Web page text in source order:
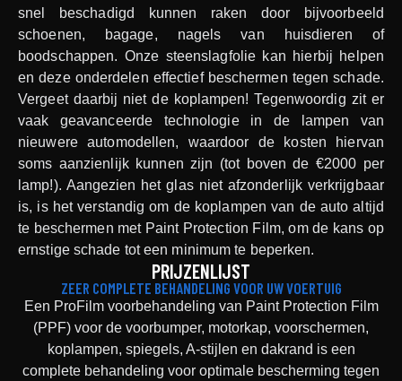
snel beschadigd kunnen raken door bijvoorbeeld
schoenen, bagage, nagels van huisdieren of
boodschappen. Onze steenslagfolie kan hierbij helpen
en deze onderdelen effectief beschermen tegen schade.
Vergeet daarbij niet de koplampen! Tegenwoordig zit er
vaak geavanceerde technologie in de lampen van
nieuwere automodellen, waardoor de kosten hiervan
soms aanzienlijk kunnen zijn (tot boven de €2000 per
lamp!). Aangezien het glas niet afzonderlijk verkrijgbaar
is, is het verstandig om de koplampen van de auto altijd
te beschermen met Paint Protection Film, om de kans op
ernstige schade tot een minimum te beperken.
PRIJZENLIJST
ZEER COMPLETE BEHANDELING VOOR UW VOERTUIG
Een ProFilm voorbehandeling van Paint Protection Film
(PPF) voor de voorbumper, motorkap, voorschermen,
koplampen, spiegels, A-stijlen en dakrand is een
complete behandeling voor optimale bescherming tegen